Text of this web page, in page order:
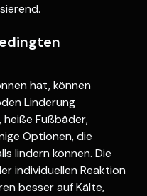
hat, können
Linderung
heiße Fußbäder,
Optionen, die
lindern können. Die
individuellen Reaktion
besser auf Kälte,